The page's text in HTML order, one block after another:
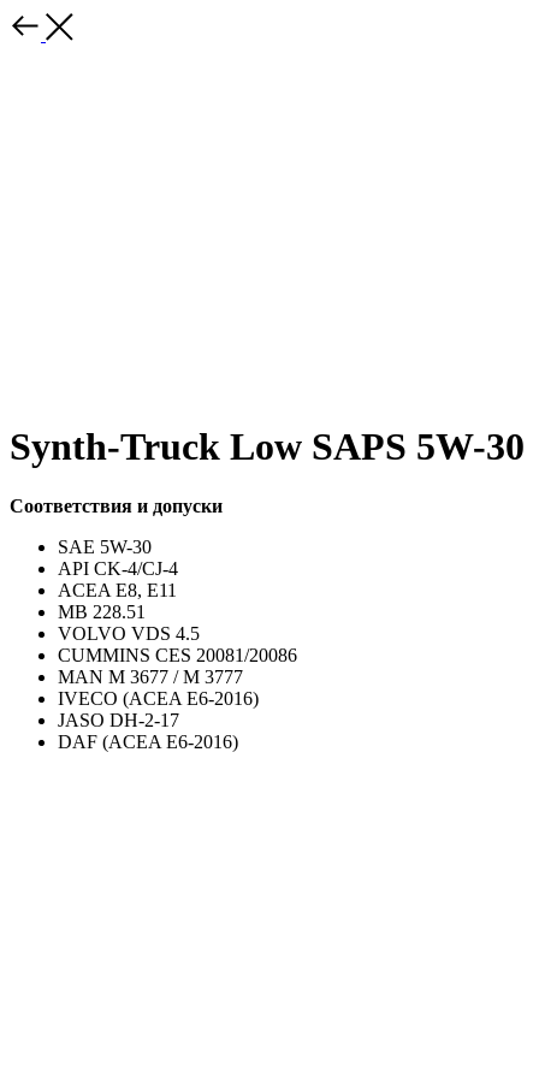
Synth-Truck Low SAPS 5W-30
Соответствия и допуски
SAE 5W-30
API CK-4/CJ-4
ACEA E8, E11
MB 228.51
VOLVO VDS 4.5
CUMMINS CES 20081/20086
MAN M 3677 / M 3777
IVECO (ACEA E6-2016)
JASO DH-2-17
DAF (ACEA E6-2016)